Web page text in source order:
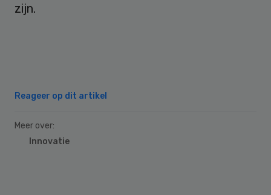
zijn.
Reageer op dit artikel
Meer over:
Innovatie